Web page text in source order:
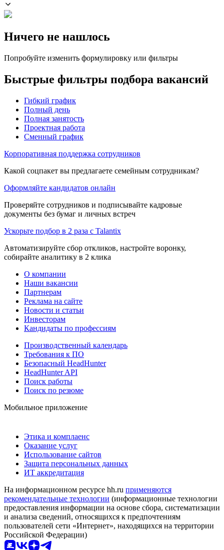
Ничего не нашлось
Попробуйте изменить формулировку или фильтры
Быстрые фильтры подбора вакансий
Гибкий график
Полный день
Полная занятость
Проектная работа
Сменный график
Корпоративная поддержка сотрудников
Какой соцпакет вы предлагаете семейным сотрудникам?
Оформляйте кандидатов онлайн
Проверяйте сотрудников и подписывайте кадровые
документы без бумаг и личных встреч
Ускорьте подбор в 2 раза с Talantix
Автоматизируйте сбор откликов, настройте воронку,
собирайте аналитику в 2 клика
О компании
Наши вакансии
Партнерам
Реклама на сайте
Новости и статьи
Инвесторам
Кандидаты по профессиям
Производственный календарь
Требования к ПО
Безопасный HeadHunter
HeadHunter API
Поиск работы
Поиск по резюме
Мобильное приложение
Этика и комплаенс
Оказание услуг
Использование сайтов
Защита персональных данных
ИТ аккредитация
На информационном ресурсе hh.ru применяются
рекомендательные технологии (информационные технологии
предоставления информации на основе сбора, систематизации
и анализа сведений, относящихся к предпочтениям
пользователей сети «Интернет», находящихся на территории
Российской Федерации)